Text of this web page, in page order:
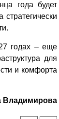
года будет
годах – еще
для
и комфорта
Владимирова